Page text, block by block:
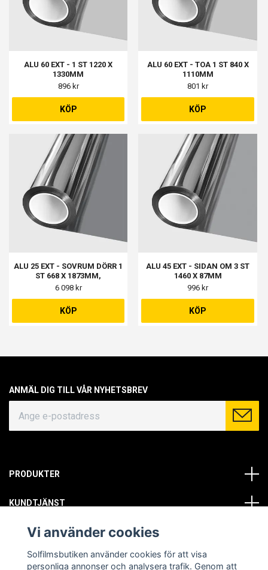
ALU 60 EXT - 1 ST 1220 X
1330MM
896 kr
KÖP
ALU 60 EXT - TOA 1 ST 840 X
1110MM
801 kr
KÖP
ALU 25 EXT - SOVRUM DÖRR 1
ST 668 X 1873MM,
KÖKSFÖNSTER 1 ST 868 X
ST 813 X 1873MM, ALTAN
UTAN DÖRR 2 ST 898 X
1968MM, SOVRUM FÖNSTER 1
6 098 kr
KÖP
ALU 45 EXT - SIDAN OM 3 ST
1460 X 87MM
996 kr
KÖP
ANMÄL DIG TILL VÅR NYHETSBREV
PRODUKTER
KUNDTJÄNST
OM OSS
SOCIALA MEDIER
Vi använder cookies
Solfilmsbutiken använder cookies för att visa
personliga annonser och analysera trafik. Genom att